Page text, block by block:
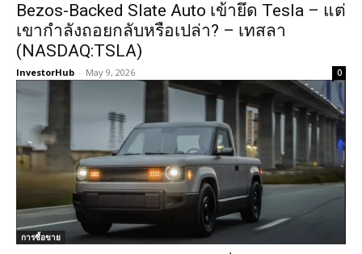
Bezos-Backed Slate Auto เข้ายึด Tesla – แต่
เขากำลังถอยกลับหรือเปล่า? – เทสลา
(NASDAQ:TSLA)
InvestorHub - May 9, 2026 0
การซื้อขาย